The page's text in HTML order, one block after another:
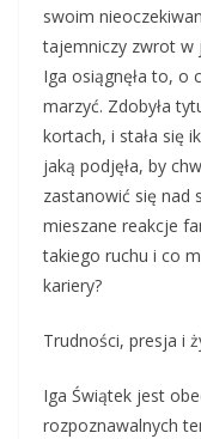
swoim
tajemniczy zwrot w
Iga osiągnęła to, o
marzyć. Zdobyła
kortach, i stała się
jaką podjęła, by
zastanowić się nad
mieszane reakcje
takiego ruchu i co
kariery?
Trudności, presja i
Iga Świątek jest
rozpoznawalnych